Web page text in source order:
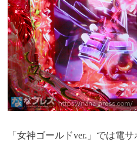
「女神ゴールドver.」では電